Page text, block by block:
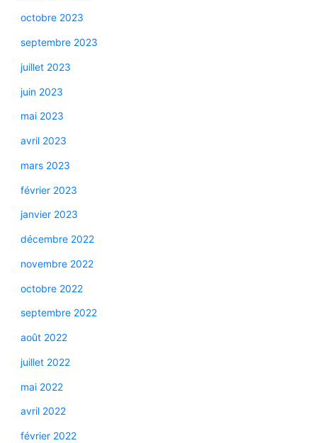
octobre 2023
septembre 2023
juillet 2023
juin 2023
mai 2023
avril 2023
mars 2023
février 2023
janvier 2023
décembre 2022
novembre 2022
octobre 2022
septembre 2022
août 2022
juillet 2022
mai 2022
avril 2022
février 2022